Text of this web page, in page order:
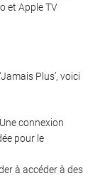
et Apple TV
Plus’, voici
connexion
pour le
à accéder à des